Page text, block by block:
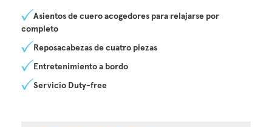
Asientos de cuero acogedores para relajarse por
completo
Reposacabezas de cuatro piezas
Entretenimiento a bordo
Servicio Duty-free